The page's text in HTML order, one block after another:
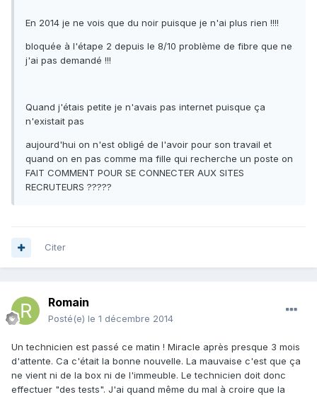
En 2014 je ne vois que du noir puisque je n'ai plus rien !!!!
bloquée à l'étape 2 depuis le 8/10 problème de fibre que ne
j'ai pas demandé !!!
Quand j'étais petite je n'avais pas internet puisque ça
n'existait pas
aujourd'hui on n'est obligé de l'avoir pour son travail et
quand on en pas comme ma fille qui recherche un poste on
FAIT COMMENT POUR SE CONNECTER AUX SITES
RECRUTEURS ?????
Citer
Romain
Posté(e) le 1 décembre 2014
Un technicien est passé ce matin ! Miracle après presque 3 mois
d'attente. Ca c'était la bonne nouvelle. La mauvaise c'est que ça
ne vient ni de la box ni de l'immeuble. Le technicien doit donc
effectuer "des tests". J'ai quand même du mal à croire que la